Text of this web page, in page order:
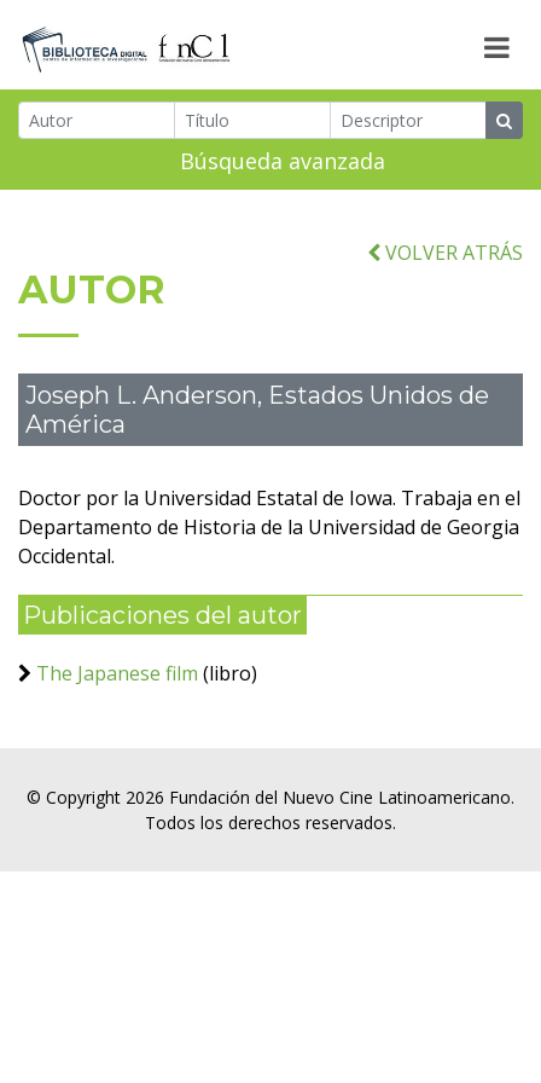
Búsqueda avanzada
VOLVER ATRÁS
AUTOR
Joseph L. Anderson, Estados Unidos de
América
Doctor por la Universidad Estatal de Iowa. Trabaja en el
Departamento de Historia de la Universidad de Georgia
Occidental.
Publicaciones del autor
The Japanese film (libro)
© Copyright 2026 Fundación del Nuevo Cine Latinoamericano.
Todos los derechos reservados.